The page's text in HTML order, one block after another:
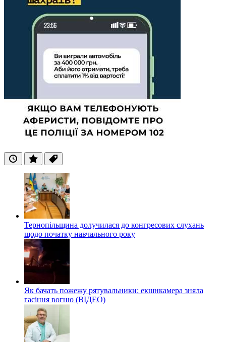
ОстанніПопулярні
Теги
Тернопільщина долучилася до конгресових слухань
щодо початку навчального року
Як бачать пожежу рятувальники: екшнкамера зняла
гасіння вогню (ВІДЕО)